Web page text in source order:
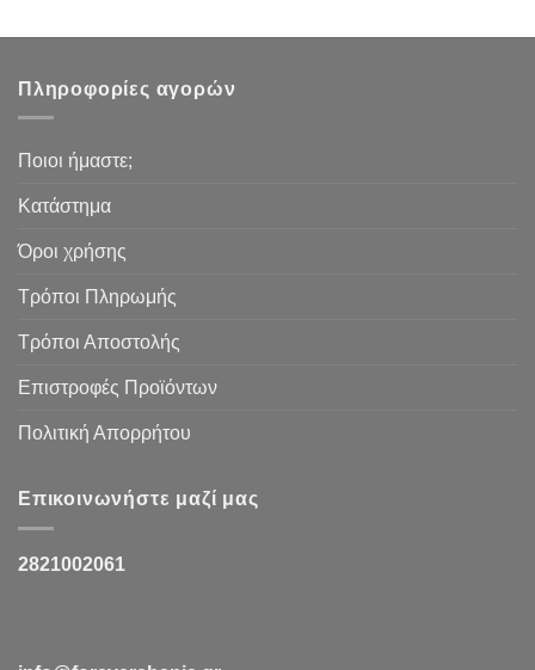
Πληροφορίες αγορών
Ποιοι ήμαστε;
Κατάστημα
Όροι χρήσης
Τρόποι Πληρωμής
Τρόποι Αποστολής
Επιστροφές Προϊόντων
Πολιτική Απορρήτου
Επικοινωνήστε μαζί μας
2821002061